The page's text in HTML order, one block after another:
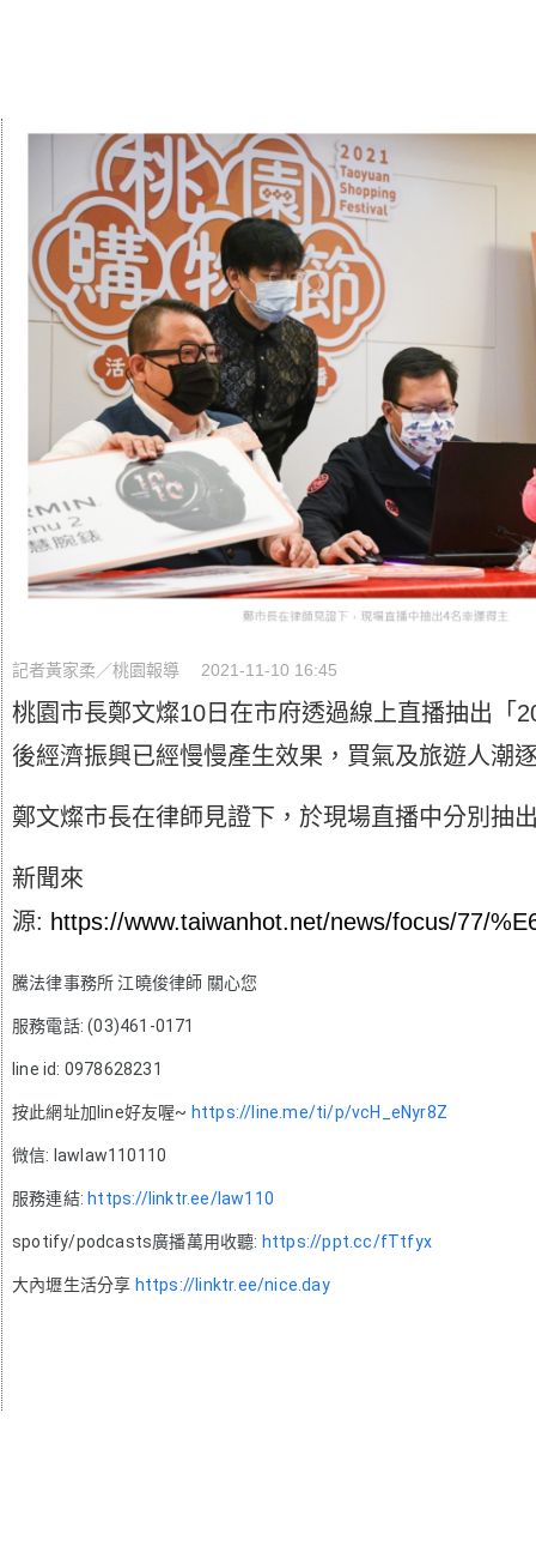
記者黃家柔／桃園報導 2021-11-10 16:45
桃園市長鄭文燦10日在市府透過線上直播抽出「
後經濟振興已經慢慢產生效果，買氣及旅遊人潮
鄭文燦市長在律師見證下，於現場直播中分別抽
新聞來
源: https://www.taiwanhot.net/news/focus/77/
騰法律事務所 江曉俊律師 關心您
服務電話: (03)461-0171
line id: 0978628231
按此網址加line好友喔~ https://line.me/ti/p/vcH_eNyr8Z
微信: lawlaw110110
服務連結: https://linktr.ee/law110
spotify/podcasts廣播萬用收聽: https://ppt.cc/fTtfyx
大內壢生活分享 https://linktr.ee/nice.day